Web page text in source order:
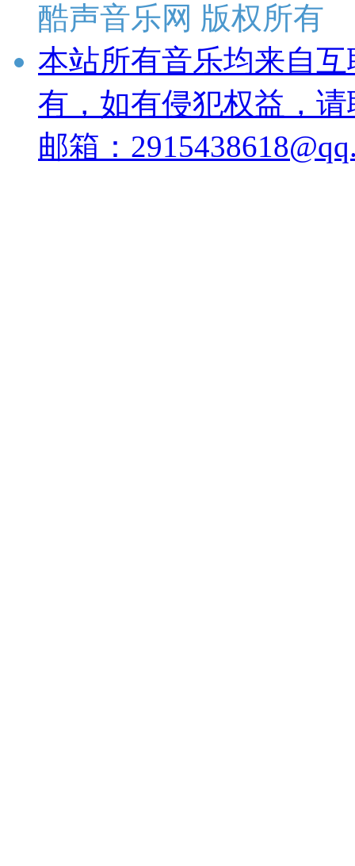
酷声音乐网 版权所有
本站所有音乐均来自
有，如有侵犯权益，
邮箱：